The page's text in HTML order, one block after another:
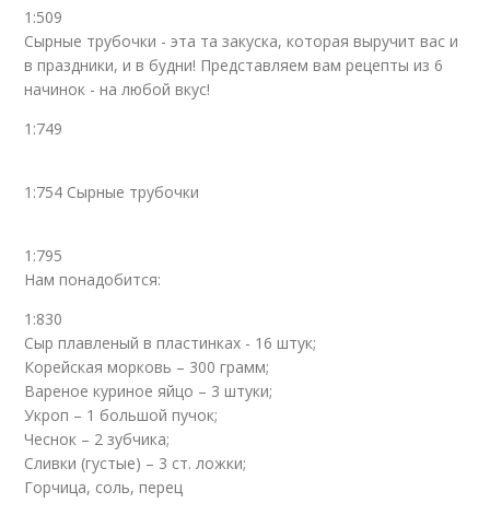
1:509
Сырные трубочки - эта та закуска, которая выручит вас и
в праздники, и в будни! Представляем вам рецепты из 6
начинок - на любой вкус!
1:749
1:754 Сырные трубочки
1:795
Нам понадобится:
1:830
Сыр плавленый в пластинках - 16 штук;
Корейская морковь – 300 грамм;
Вареное куриное яйцо – 3 штуки;
Укроп – 1 большой пучок;
Чеснок – 2 зубчика;
Сливки (густые) – 3 ст. ложки;
Горчица, соль, перец